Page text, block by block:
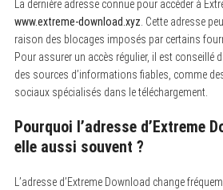
La dernière adresse connue pour accéder à
www.extreme-download.xyz. Cette adresse
raison des blocages imposés par certains
Pour assurer un accès régulier, il est conseillé
des sources d’informations fiables, comme
sociaux spécialisés dans le téléchargement.
Pourquoi l’adresse d’Extreme
elle aussi souvent ?
L’adresse d’Extreme Download change
: